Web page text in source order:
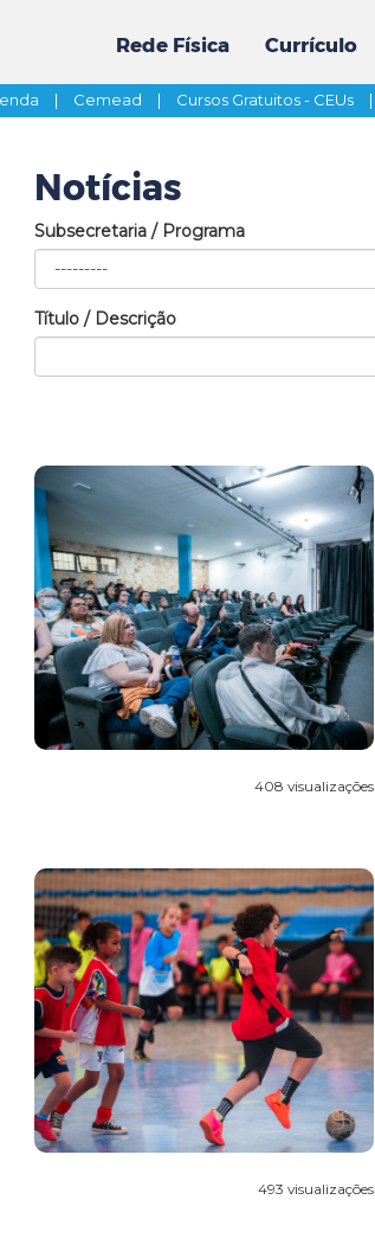
Rede Física Currículo
| Cemead | Cursos Gratuitos - CEUs |
Notícias
Subsecretaria / Programa
Título / Descrição
408 visualizações
493 visualizações